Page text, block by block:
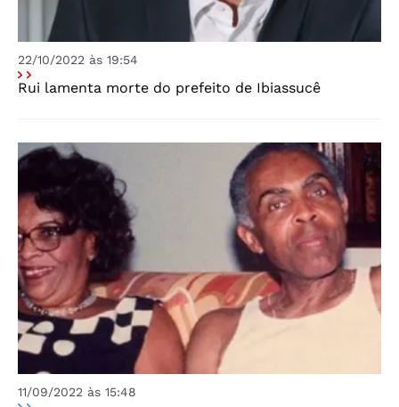
22/10/2022 às 19:54
Rui lamenta morte do prefeito de Ibiassucê
11/09/2022 às 15:48